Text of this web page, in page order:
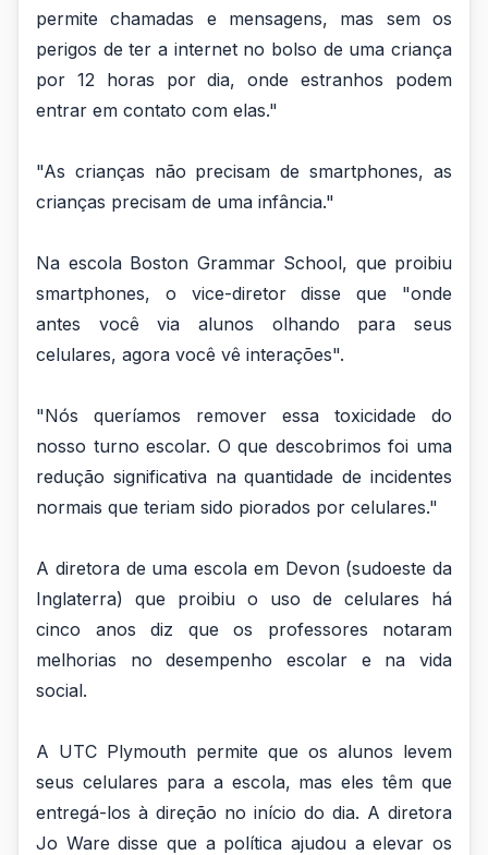
permite chamadas e mensagens, mas sem os
perigos de ter a internet no bolso de uma criança
por 12 horas por dia, onde estranhos podem
entrar em contato com elas."
"As crianças não precisam de smartphones, as
crianças precisam de uma infância."
Na escola Boston Grammar School, que proibiu
smartphones, o vice-diretor disse que "onde
antes você via alunos olhando para seus
celulares, agora você vê interações".
"Nós queríamos remover essa toxicidade do
nosso turno escolar. O que descobrimos foi uma
redução significativa na quantidade de incidentes
normais que teriam sido piorados por celulares."
A diretora de uma escola em Devon (sudoeste da
Inglaterra) que proibiu o uso de celulares há
cinco anos diz que os professores notaram
melhorias no desempenho escolar e na vida
social.
A UTC Plymouth permite que os alunos levem
seus celulares para a escola, mas eles têm que
entregá-los à direção no início do dia. A diretora
Jo Ware disse que a política ajudou a elevar os